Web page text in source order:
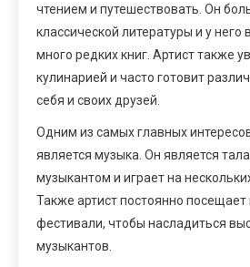
чтением и путешествовать. Он
классической литературы и у него
много редких книг. Артист также
кулинарией и часто готовит
себя и своих друзей.
Одним из самых главных
является музыка. Он является
музыкантом и играет на
Также артист постоянно посещает
фестивали, чтобы насладиться
музыкантов.